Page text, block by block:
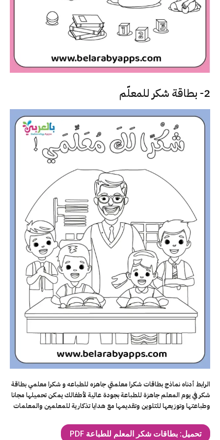
2- بطاقة شكر للمعلّم
الرابط أدناه نماذج بطاقات شكرا معلمتي جاهزه للطباعه و شكرا معلمي بطاقة
شكر في يوم المعلم جاهزة للطباعة بجودة عالية لأطفالك يمكن تحميلها مجانا
وطباعتها وتوزيعها للتلوين وتقديمها مع هدايا تذكارية للمعلمين والمعلمات
تحميل: بطاقات شكر المعلم للطباعة PDF